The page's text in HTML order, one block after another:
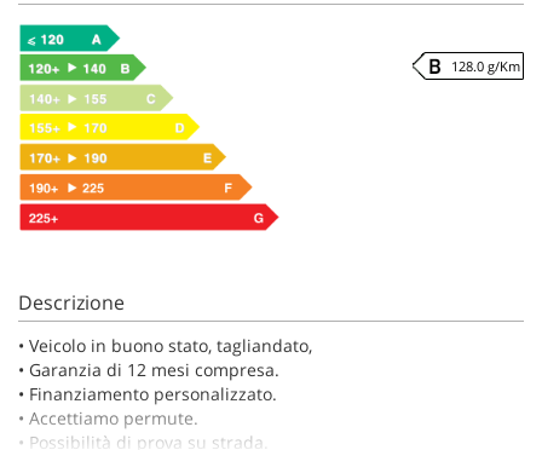
128.0 g/Km
Descrizione
•⁠ ⁠Veicolo in buono stato, tagliandato,
•⁠ ⁠Garanzia di 12 mesi compresa.
•⁠ ⁠Finanziamento personalizzato.
•⁠ ⁠Accettiamo permute.
•⁠ ⁠Possibilità di prova su strada.